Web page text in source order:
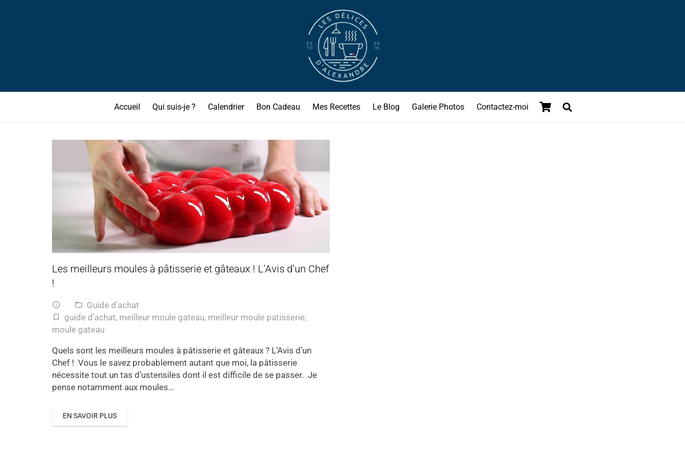
Accueil Qui suis-je ? Calendrier Bon Cadeau Mes Recettes Le Blog Galerie Photos Contactez-moi
Les meilleurs moules à pâtisserie et gâteaux ! L’Avis d’un Chef
!
access_time folder_open Guide d'achat
turned_in_not guide d'achat, meilleur moule gateau, meilleur moule patisserie,
moule gateau
Quels sont les meilleurs moules à pâtisserie et gâteaux ? L’Avis d’un
Chef ! Vous le savez probablement autant que moi, la pâtisserie
nécessite tout un tas d’ustensiles dont il est difficile de se passer. Je
pense notamment aux moules…
EN SAVOIR PLUS